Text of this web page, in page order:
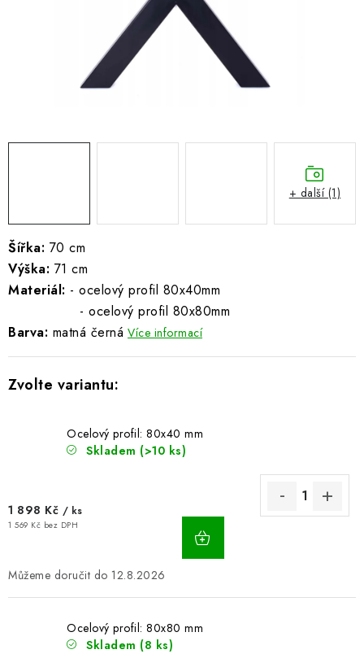
PARKOVACÍ BLOKÁDY
AKCE A SLEVY
B2B - VELKOOBCHOD
NAPIŠTE NÁM
KONTAKTY
BLOG
Hodnocení obchodu
Reklamace zboží
Odstoupení od kupní smlouvy
Často kladené dotazy
Ochrana osobních údajú
Cookies
Bezpečnostní certifikáty
Šířka: 70 cm
Výška: 71 cm
Materiál: - ocelový profil 80x40mm
- ocelový profil 80x80mm
Barva: matná černá Více informací
Ocelový profil: 80x40 mm
Skladem (>10 ks)
1 898 Kč / ks
1 569 Kč bez DPH
12.8.2026
Ocelový profil: 80x80 mm
Skladem (8 ks)
+ další (1)